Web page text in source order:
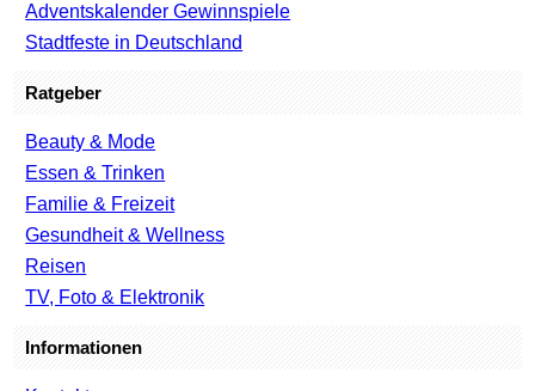
Adventskalender Gewinnspiele
Stadtfeste in Deutschland
Ratgeber
Beauty & Mode
Essen & Trinken
Familie & Freizeit
Gesundheit & Wellness
Reisen
TV, Foto & Elektronik
Informationen